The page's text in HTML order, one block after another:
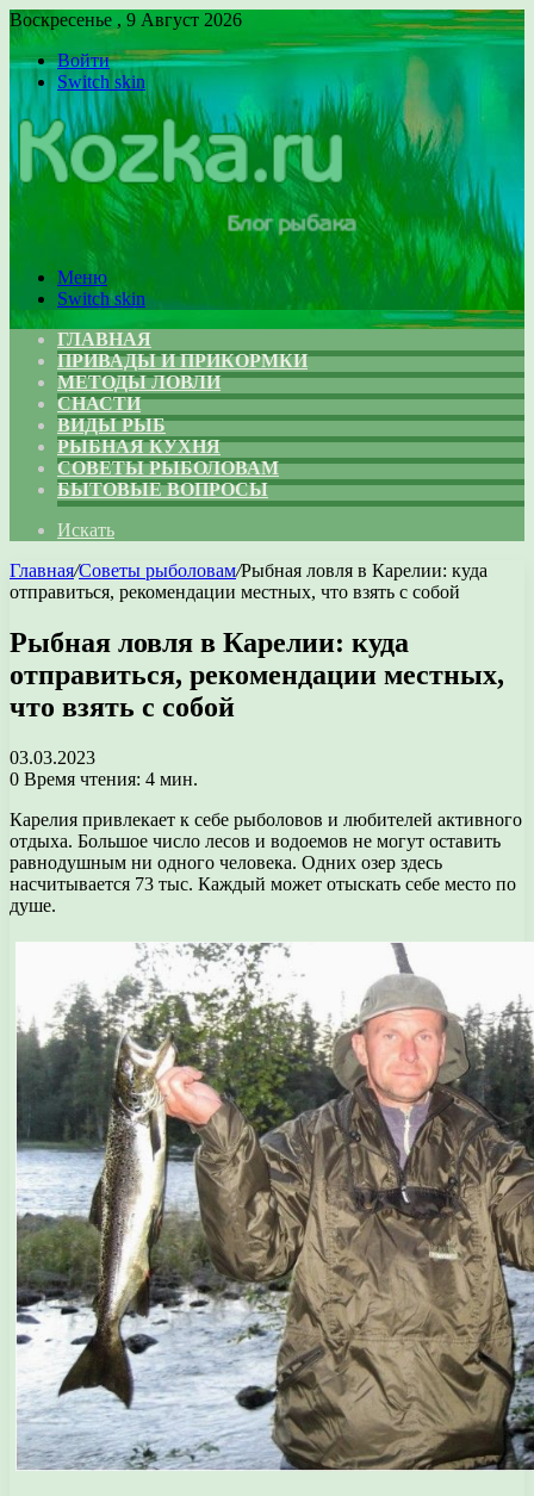
Воскресенье , 9 Август 2026
Войти
Switch skin
Меню
Switch skin
ГЛАВНАЯ
ПРИВАДЫ И ПРИКОРМКИ
МЕТОДЫ ЛОВЛИ
СНАСТИ
ВИДЫ РЫБ
РЫБНАЯ КУХНЯ
СОВЕТЫ РЫБОЛОВАМ
БЫТОВЫЕ ВОПРОСЫ
Искать
Главная/Советы рыболовам/Рыбная ловля в Карелии: куда
отправиться, рекомендации местных, что взять с собой
Рыбная ловля в Карелии: куда
отправиться, рекомендации местных,
что взять с собой
03.03.2023
0 Время чтения: 4 мин.
Карелия привлекает к себе рыболовов и любителей активного
отдыха. Большое число лесов и водоемов не могут оставить
равнодушным ни одного человека. Одних озер здесь
насчитывается 73 тыс. Каждый может отыскать себе место по
душе.